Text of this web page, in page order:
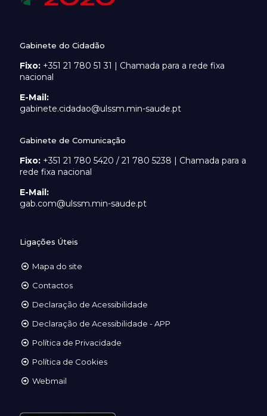
Gabinete do Cidadão
Fixo: +351 21 780 51 31 | Chamada para a rede fixa
nacional
E-Mail:
gabinete.cidadao@ulssm.min-saude.pt
Gabinete de Comunicação
Fixo: +351 21 780 5420 / 21 780 5238 | Chamada para a
rede fixa nacional
E-Mail:
gab.com@ulssm.min-saude.pt
Ligações Úteis
Mapa do site
Contactos
Declaração de Acessibilidade
Declaração de Acessibilidade - APP
Política de Privacidade
Política de Cookies
Webmail